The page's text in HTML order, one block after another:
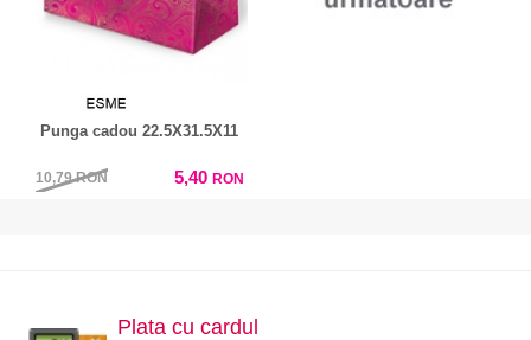
Punga cadou 22.5X31.5X11
10,79RON 5,40 RON
Plata cu cardul